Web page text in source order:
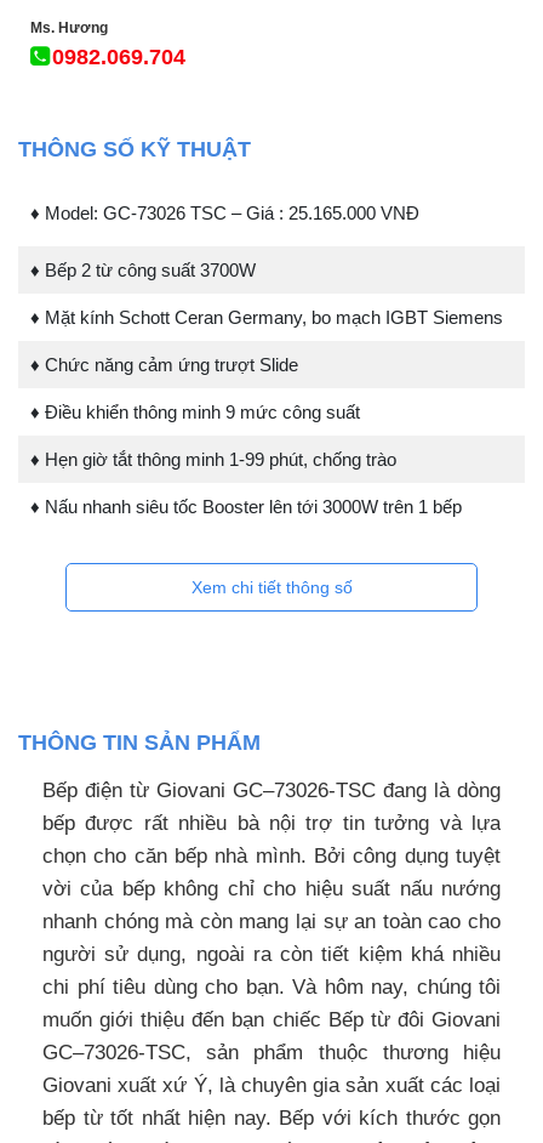
Ms. Hương
0982.069.704
THÔNG SỐ KỸ THUẬT
♦ Model: GC-73026 TSC – Giá : 25.165.000 VNĐ
♦ Bếp 2 từ công suất 3700W
♦ Mặt kính Schott Ceran Germany, bo mạch IGBT Siemens
♦ Chức năng cảm ứng trượt Slide
♦ Điều khiển thông minh 9 mức công suất
♦ Hẹn giờ tắt thông minh 1-99 phút, chống trào
♦ Nấu nhanh siêu tốc Booster lên tới 3000W trên 1 bếp
Xem chi tiết thông số
THÔNG TIN SẢN PHẨM
Bếp điện từ Giovani GC–73026-TSC đang là dòng
bếp được rất nhiều bà nội trợ tin tưởng và lựa
chọn cho căn bếp nhà mình. Bởi công dụng tuyệt
vời của bếp không chỉ cho hiệu suất nấu nướng
nhanh chóng mà còn mang lại sự an toàn cao cho
người sử dụng, ngoài ra còn tiết kiệm khá nhiều
chi phí tiêu dùng cho bạn. Và hôm nay, chúng tôi
muốn giới thiệu đến bạn chiếc Bếp từ đôi Giovani
GC–73026-TSC, sản phẩm thuộc thương hiệu
Giovani xuất xứ Ý, là chuyên gia sản xuất các loại
bếp từ tốt nhất hiện nay. Bếp với kích thước gọn